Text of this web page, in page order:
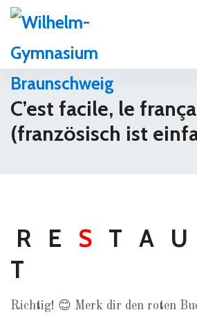
C’est facile, le
(französisch ist
R E S T A U
T
Richtig! 😊 Merk dir den roten